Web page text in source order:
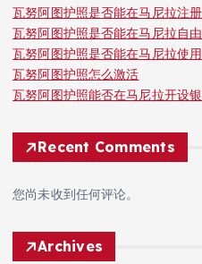
瓦努阿图护照是否能在马尼拉注
瓦努阿图护照是否能在马尼拉自
瓦努阿图护照是否能在马尼拉使
瓦努阿图护照怎么激活
瓦努阿图护照能否在马尼拉开设
Recent Comments
您尚未收到任何评论。
Archives